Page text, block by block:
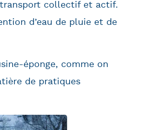
collectif et actif.
d’eau de pluie et de
éponge, comme on
de pratiques